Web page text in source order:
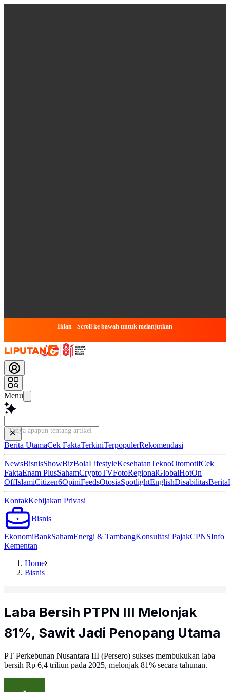
Iklan - Scroll ke bawah untuk melanjutkan
Menu
Tanya apapun tentang artikel ini...
Berita UtamaCek FaktaTerkiniTerpopulerRekomendasi
NewsBisnisShowBizBolaLifestyleKesehatanTeknoOtomotifCek
FaktaEnam PlusSahamCryptoTVFotoRegionalGlobalHotOn
OffIslamiCitizen6OpiniFeedsOtosiaSpotlightEnglishDisabilitasBerita
KontakKebijakan Privasi
Bisnis
EkonomiBankSahamEnergi & TambangKonsultasi PajakCPNSInfo
Kementan
Home
Bisnis
Laba Bersih PTPN III Melonjak
81%, Sawit Jadi Penopang Utama
PT Perkebunan Nusantara III (Persero) sukses membukukan laba
bersih Rp 6,4 triliun pada 2025, melonjak 81% secara tahunan.